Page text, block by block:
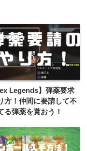
Legends】弾薬要求
方！仲間に要請して不
る弾薬を貰おう！